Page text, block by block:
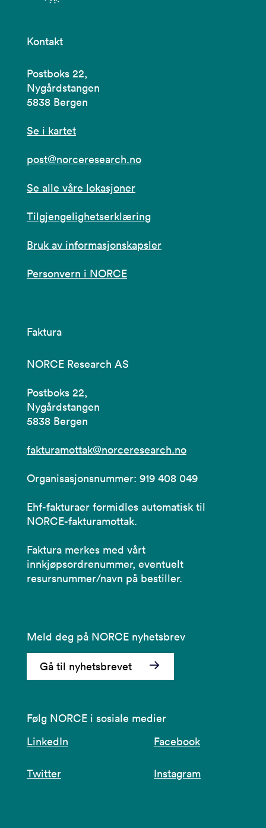
Kontakt
Postboks 22,
Nygårdstangen
5838 Bergen
Se i kartet
post@norceresearch.no
Se alle våre lokasjoner
Tilgjengelighetserklæring
Bruk av informasjonskapsler
Personvern i NORCE
Faktura
NORCE Research AS
Postboks 22,
Nygårdstangen
5838 Bergen
fakturamottak@norceresearch.no
Organisasjonsnummer: 919 408 049
Ehf-fakturaer formidles automatisk til
NORCE-fakturamottak.
Faktura merkes med vårt
innkjøpsordrenummer, eventuelt
resursnummer/navn på bestiller.
Meld deg på NORCE nyhetsbrev
Gå til nyhetsbrevet
Følg NORCE i sosiale medier
LinkedIn
Facebook
Twitter Instagram